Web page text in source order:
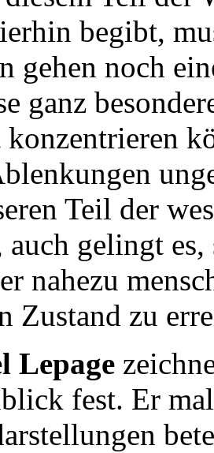
begibt,
gehen noch
ganz
Teil der
gelingt
nahezu
Zustand zu
Lepage
fest. Er